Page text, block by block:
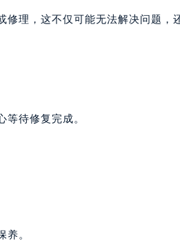
修理，这不仅可能无法解决问题，
待修复完成。
养。